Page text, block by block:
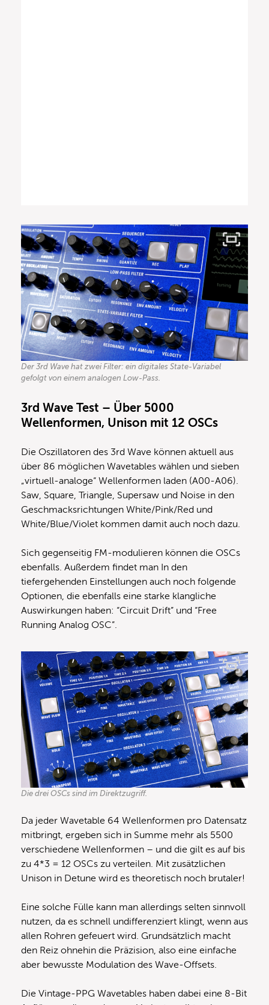
Der 3rd Wave hat zwei Filter: ein digitales State-Variabel
gefolgt von einem analogen Low-Pass.
3rd Wave Test – Über 5000
Wellenformen, Unison mit 12 OSCs
Die Oszillatoren des 3rd Wave können aktuell aus
über 86 möglichen Wavetables wählen und sieben
„virtuell-analoge“ Wellenformen laden (A00-A06).
Saw, Square, Triangle, Supersaw und Noise in den
Geschmacksrichtungen White/Pink/Red und
White/Blue/Violet kommen damit auch noch dazu.
Sich gegenseitig FM-modulieren können die OSCs
ebenfalls. Außerdem findet man In den
tiefergehenden Einstellungen auch noch folgende
Optionen, die ebenfalls eine starke klangliche
Auswirkungen haben: “Circuit Drift” und “Free
Running Analog OSC”.
Die drei OSCs sind im Direktzugriff.
Da jeder Wavetable 64 Wellenformen pro Datensatz
mitbringt, ergeben sich in Summe mehr als 5500
verschiedene Wellenformen – und die gilt es auf bis
zu 4*3 = 12 OSCs zu verteilen. Mit zusätzlichen
Unison in Detune wird es theoretisch noch brutaler!
Eine solche Fülle kann man allerdings selten sinnvoll
nutzen, da es schnell undifferenziert klingt, wenn aus
allen Rohren gefeuert wird. Grundsätzlich macht
den Reiz ohnehin die Präzision, also eine einfache
aber bewusste Modulation des Wave-Offsets.
Die Vintage-PPG Wavetables haben dabei eine 8-Bit